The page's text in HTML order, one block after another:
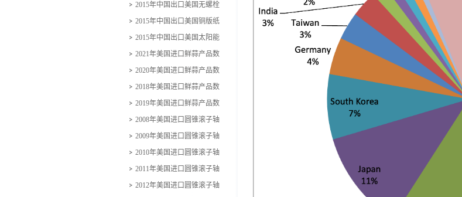
美国市场比例
2015年中国出口美国无螺栓
钢制搁架产品占美国市场比例
2015年中国出口美国铜版纸
占美国市场比例
2015年中国出口美国太阳能
电池占美国市场比例
2021年美国进口鲜蒜产品数
量金额
2020年美国进口鲜蒜产品数
量金额
2018年美国进口鲜蒜产品数
量金额
2019年美国进口鲜蒜产品数
量金额
2008年美国进口圆锥滚子轴
承份额
2009年美国进口圆锥滚子轴
承份额
2010年美国进口圆锥滚子轴
承份额
2011年美国进口圆锥滚子轴
承份额
2012年美国进口圆锥滚子轴